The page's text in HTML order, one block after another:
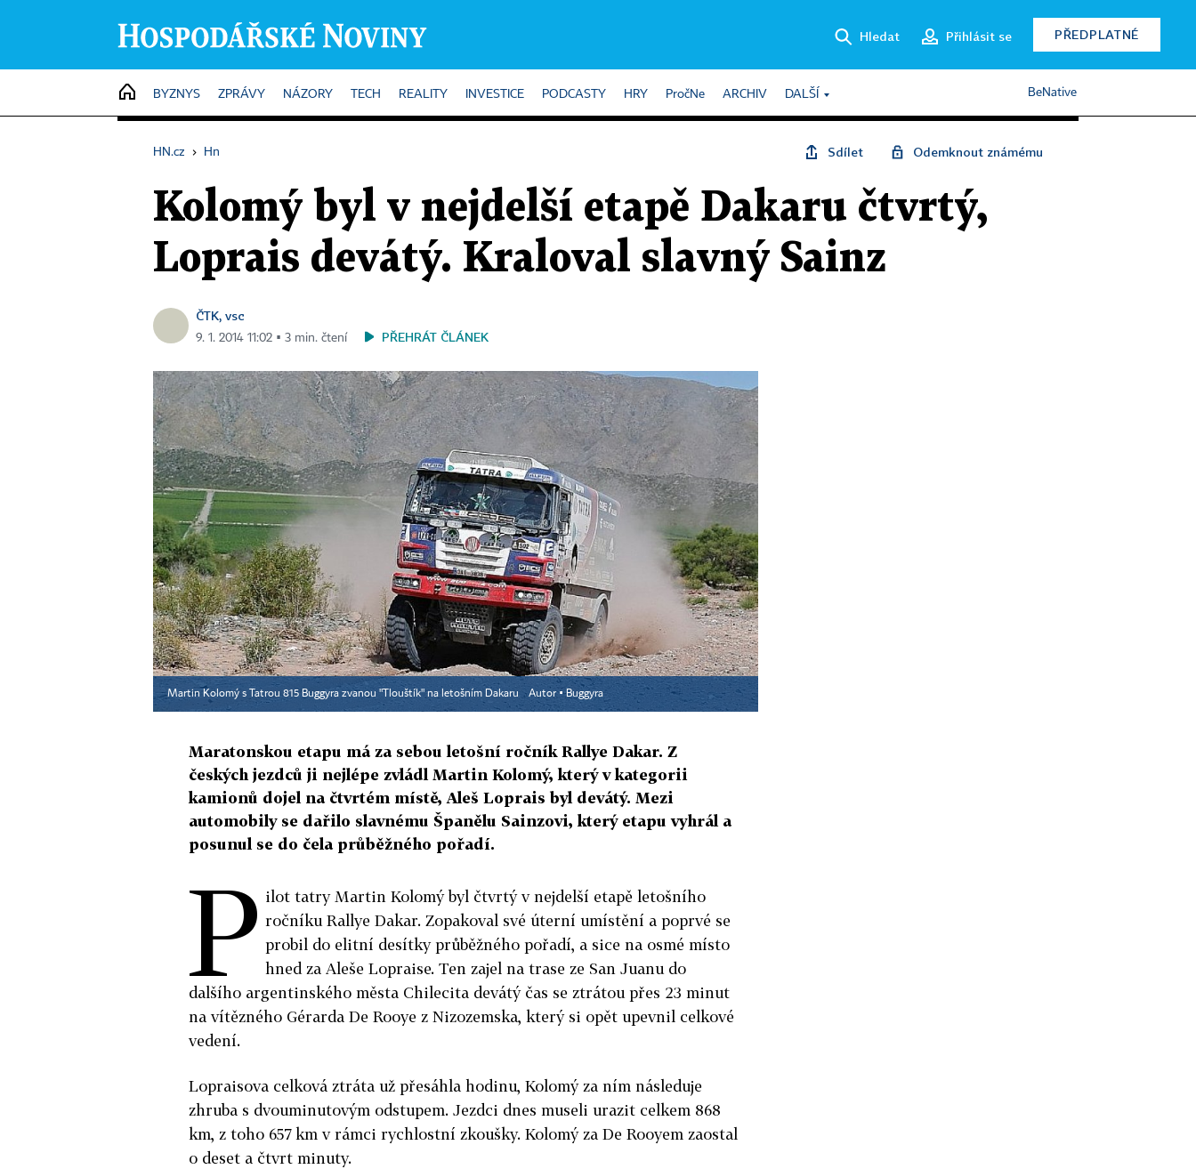
Hledat Přihlásit se PŘEDPLATNÉ
HOME
BYZNYS ZPRÁVY NÁZORY TECH REALITY INVESTICE PODCASTY HRY PročNe ARCHIV DALŠÍ BeNative
HN.cz › Hn Sdílet Odemknout známému
Kolomý byl v nejdelší etapě Dakaru čtvrtý,
Loprais devátý. Kraloval slavný Sainz
ČTK, vsc
9. 1. 2014 11:02 ▪ 3 min. čtení PŘEHRÁT ČLÁNEK
Martin Kolomý s Tatrou 815 Buggyra zvanou "Tlouštík" na letošním Dakaru Autor ▪Buggyra
Maratonskou etapu má za sebou letošní ročník Rallye Dakar. Z
českých jezdců ji nejlépe zvládl Martin Kolomý, který v kategorii
kamionů dojel na čtvrtém místě, Aleš Loprais byl devátý. Mezi
automobily se dařilo slavnému Španělu Sainzovi, který etapu vyhrál a
posunul se do čela průběžného pořadí.
P ilot tatry Martin Kolomý byl čtvrtý v nejdelší etapě letošního
ročníku Rallye Dakar. Zopakoval své úterní umístění a poprvé se
probil do elitní desítky průběžného pořadí, a sice na osmé místo
hned za Aleše Lopraise. Ten zajel na trase ze San Juanu do
dalšího argentinského města Chilecita devátý čas se ztrátou přes 23 minut
na vítězného Gérarda De Rooye z Nizozemska, který si opět upevnil celkové
vedení.
Lopraisova celková ztráta už přesáhla hodinu, Kolomý za ním následuje
zhruba s dvouminutovým odstupem. Jezdci dnes museli urazit celkem 868
km, z toho 657 km v rámci rychlostní zkoušky. Kolomý za De Rooyem zaostal
o deset a čtvrt minuty.